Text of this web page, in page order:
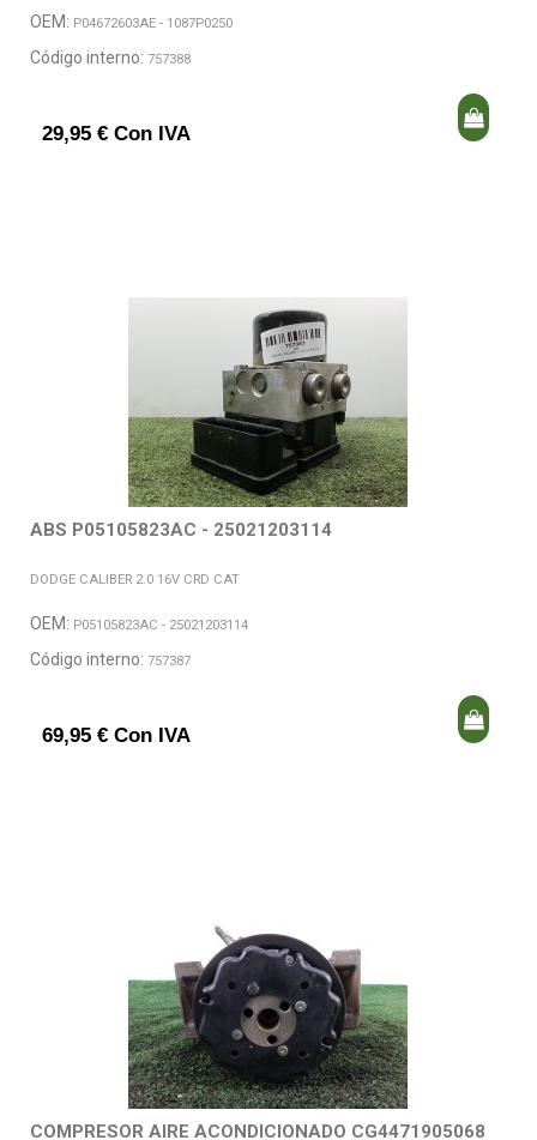
OEM: P04672603AE - 1087P0250
Código interno: 757388
29,95 € Con IVA
ABS P05105823AC - 25021203114
DODGE CALIBER 2.0 16V CRD CAT
OEM: P05105823AC - 25021203114
Código interno: 757387
69,95 € Con IVA
COMPRESOR AIRE ACONDICIONADO CG4471905068